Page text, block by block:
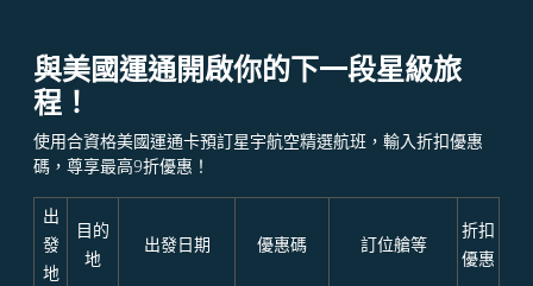
與美國運通開啟你的下一段星級旅
程！
使用合資格美國運通卡預訂星宇航空精選航班，輸入折扣優惠
碼，尊享最高9折優惠！
出
發
地
目的
地
出發日期 優惠碼 訂位艙等
折扣
優惠